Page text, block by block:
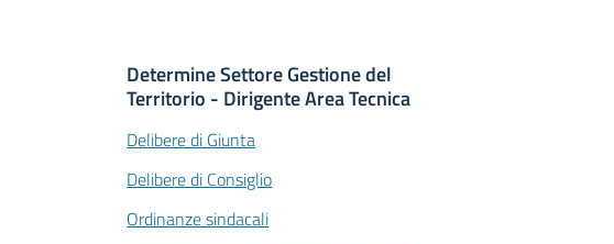
Determine Settore Gestione del
Territorio - Dirigente Area Tecnica
Delibere di Giunta
Delibere di Consiglio
Ordinanze sindacali